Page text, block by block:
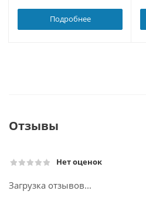
Подробнее
Отзывы
Нет оценок
Загрузка отзывов...